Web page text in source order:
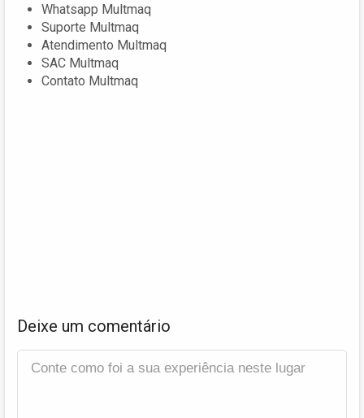
Whatsapp Multmaq
Suporte Multmaq
Atendimento Multmaq
SAC Multmaq
Contato Multmaq
Deixe um comentário